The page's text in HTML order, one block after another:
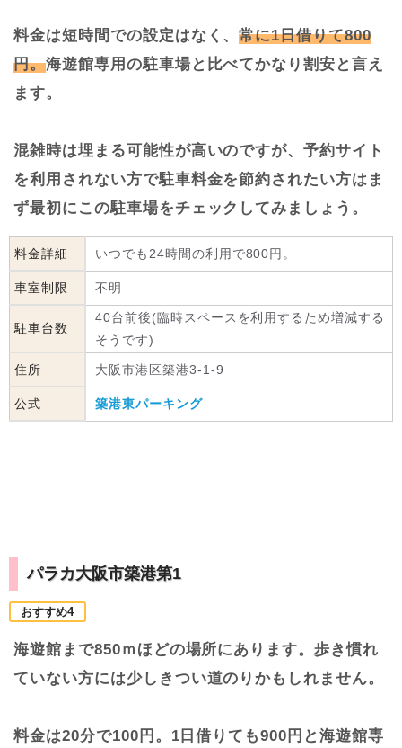
料金は短時間での設定はなく、常に1日借りて800
円。海遊館専用の駐車場と比べてかなり割安と言え
ます。
混雑時は埋まる可能性が高いのですが、予約サイト
を利用されない方で駐車料金を節約されたい方はま
ず最初にこの駐車場をチェックしてみましょう。
料金詳細 いつでも24時間の利用で800円。
車室制限 不明
駐車台数
40台前後(臨時スペースを利用するため増減する
そうです)
住所 大阪市港区築港3-1-9
公式 築港東パーキング
パラカ大阪市築港第1
おすすめ4
海遊館まで850ｍほどの場所にあります。歩き慣れ
ていない方には少しきつい道のりかもしれません。
料金は20分で100円。1日借りても900円と海遊館専